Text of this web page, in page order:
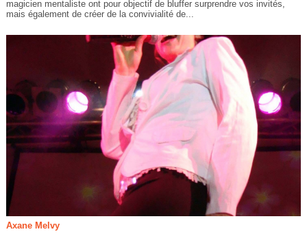
magicien mentaliste ont pour objectif de bluffer surprendre vos invités,
mais également de créer de la convivialité de...
Axane Melvy